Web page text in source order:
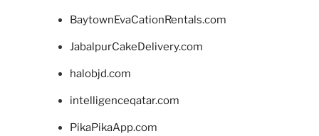
BaytownEvaCationRentals.com
JabalpurCakeDelivery.com
halobjd.com
intelligenceqatar.com
PikaPikaApp.com